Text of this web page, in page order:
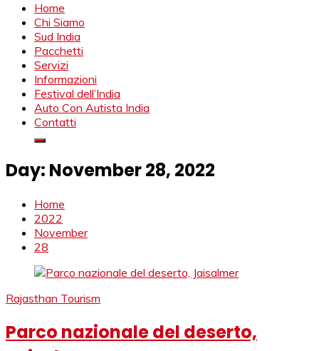
Autista in India, Viaggi Su Misura in India, India Viaggio,Viaggio
in Nord India, Viaggio in Sud India Viaggio in Nord, Viaggio in
Sud, Noleggio di auto con conducente in India, Viaggi India,
viaggio in india con guida, india tragitti, agenzia viaggi in india,
agenzia viaggi in nord india, agenzia viaggi in
Rajasthan,agenzia specialista viaggio india, Noleggio
macchina Rajasthan, Viaggio alle Inde, Palace on wheels,
Agenzia and Viaggio India and Italia and India, Agenzia
Viaggio sull India, Agenzia Specialista Viaggio India, Viaggio
Agenzia India, Rajasthan Viaggio, Tour Operator Italiano in
Home
Chi Siamo
Sud India
Pacchetti
Servizi
Informazioni
Festival dell’India
Auto Con Autista India
Contatti
Day: November 28, 2022
Home
2022
November
28
Rajasthan Tourism
Parco nazionale del deserto,